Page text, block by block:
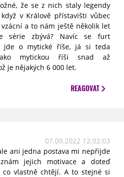
že se z nich staly legendy
v Králově přístavišti vůbec
a to nám ještě několik let
série zbývá? Navíc se furt
jde o mytické říše, já si teda
mytickou říši snad až
je nějakých 6 000 let.
REAGOVAT
07.09.2022 12:02:03
ani jedna postava mi nepřijde
jejich motivace a doteď
co vlastně chtějí. A to stejné si